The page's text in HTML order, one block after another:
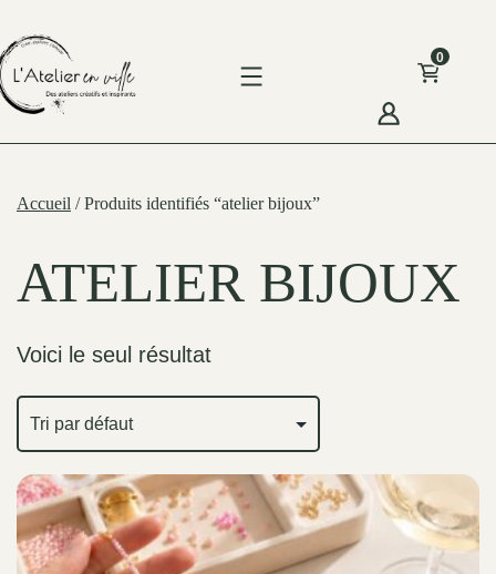
to
content
0
Accueil / Produits identifiés “atelier bijoux”
ATELIER BIJOUX
Voici le seul résultat